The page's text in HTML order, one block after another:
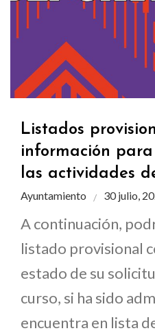
Listados
información
las actividades
Ayuntamiento 30 julio,
A continuación,
listado provisional
estado de su
curso, si ha sido
encuentra en lista